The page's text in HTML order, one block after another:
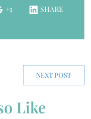
+1
SHARE
NEXT POST
Like